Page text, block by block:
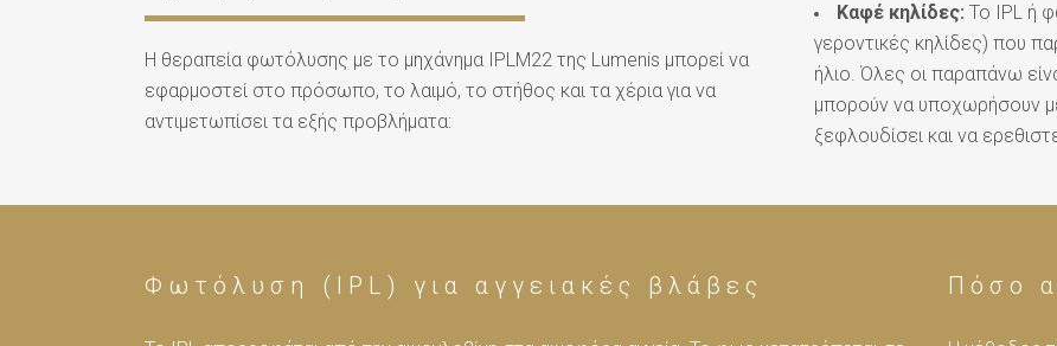
Η θεραπεία φωτόλυσης με το μηχάνημα IPLM22 της Lumenis μπορεί να
εφαρμοστεί στο πρόσωπο, το λαιμό, το στήθος και τα χέρια για να
αντιμετωπίσει τα εξής προβλήματα:
Καφέ κηλίδες: Το IPL ή
γεροντικές κηλίδες) που
ήλιο. Όλες οι παραπάνω
μπορούν να υποχωρήσουν
ξεφλουδίσει και να
Φωτόλυση (IPL) για αγγειακές βλάβες Πόσο